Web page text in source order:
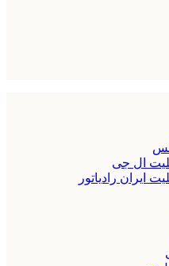
ال جی
ایران رادیاتور